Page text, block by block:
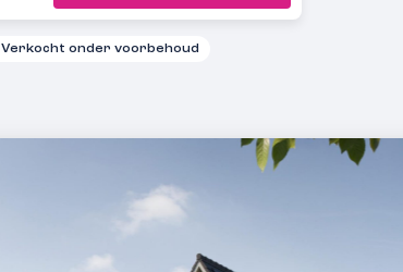
Verkocht onder voorbehoud